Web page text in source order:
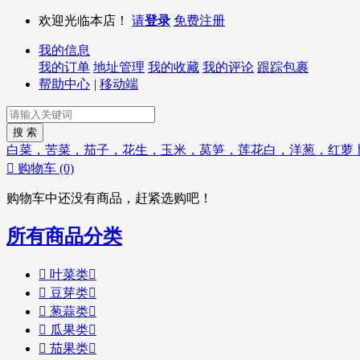
欢迎光临本店！ 请登录 免费注册
我的信息
我的订单 地址管理 我的收藏 我的评论 跟踪包裹
帮助中心 | 移动端
白菜，苦菜，茄子，花生，玉米，莴笋，莲花白，洋葱，红萝
 购物车 (0)
购物车中还没有商品，赶紧选购吧！
所有商品分类
 叶菜类
 豆芽类
 葱蒜类
 瓜果类
 茄果类